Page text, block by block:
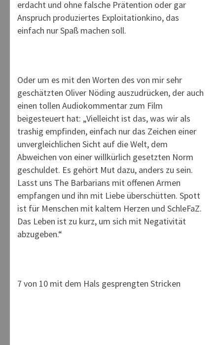
erdacht und ohne falsche Prätention oder gar
Anspruch produziertes Exploitationkino, das
einfach nur Spaß machen soll.
Oder um es mit den Worten des von mir sehr
geschätzten Oliver Nöding auszudrücken, der auch
einen tollen Audiokommentar zum Film
beigesteuert hat: „Vielleicht ist das, was wir als
trashig empfinden, einfach nur das Zeichen einer
unvergleichlichen Sicht auf die Welt, dem
Abweichen von einer willkürlich gesetzten Norm
geschuldet. Es gehört Mut dazu, anders zu sein.
Lasst uns The Barbarians mit offenen Armen
empfangen und ihn mit Liebe überschütten. Spott
ist für Menschen mit kaltem Herzen und SchleFaZ.
Das Leben ist zu kurz, um sich mit Negativität
abzugeben.“
7 von 10 mit dem Hals gesprengten Stricken